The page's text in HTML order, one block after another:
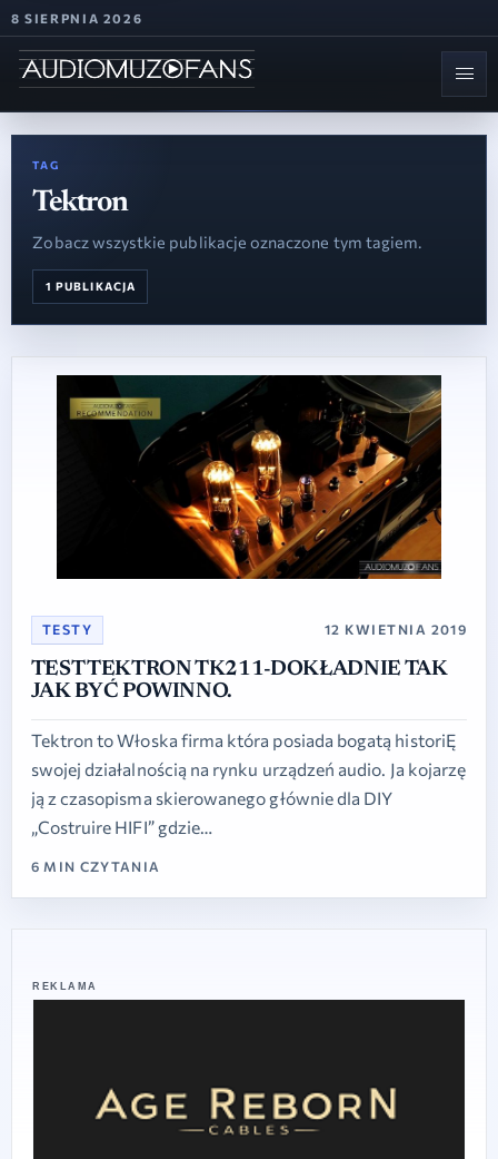
8 SIERPNIA 2026
TAG
Tektron
Zobacz wszystkie publikacje oznaczone tym tagiem.
1 PUBLIKACJA
TESTY 12 KWIETNIA 2019
TEST TEKTRON TK211-DOKŁADNIE TAK
JAK BYĆ POWINNO.
Tektron to Włoska firma która posiada bogatą historiĘ
swojej działalnością na rynku urządzeń audio. Ja kojarzę
ją z czasopisma skierowanego głównie dla DIY
„Costruire HIFI” gdzie…
6 MIN CZYTANIA
REKLAMA